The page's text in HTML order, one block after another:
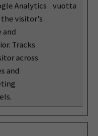
Analytics
visitor's
and
Tracks
across
and
vuotta